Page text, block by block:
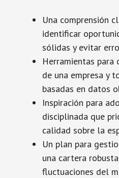
Una comprensión
identificar
sólidas y evitar
Herramientas
de una empresa y
basadas en datos
Inspiración para
disciplinada que
calidad sobre la
Un plan para
una cartera
fluctuaciones del